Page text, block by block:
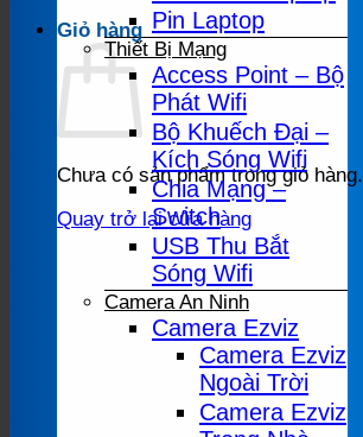
Giỏ hàng
Chưa có sản phẩm trong giỏ hàng.
Quay trở lại cửa hàng
Pin Laptop
Thiết Bị Mạng
Access Point – Bộ
Phát Wifi
Bộ Khuếch Đại –
Kích Sóng Wifi
Chia Mạng –
Switch
USB Thu Bắt
Sóng Wifi
Camera An Ninh
Camera Ezviz
Camera Ezviz
Ngoài Trời
Camera Ezviz